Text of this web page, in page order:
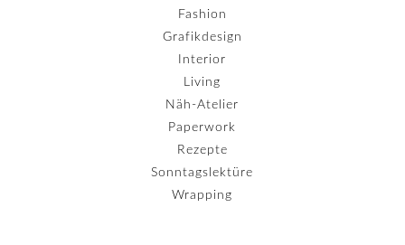
Fashion
Grafikdesign
Interior
Living
Näh-Atelier
Paperwork
Rezepte
Sonntagslektüre
Wrapping